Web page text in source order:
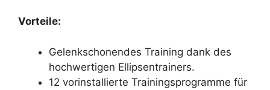
Vorteile:
Gelenkschonendes Training dank des
hochwertigen Ellipsentrainers.
12 vorinstallierte Trainingsprogramme für